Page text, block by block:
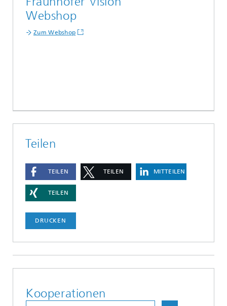
Webshop
Zum Webshop
Teilen
TEILEN TEILEN MITTEILEN
TEILEN
DRUCKEN
Kooperationen